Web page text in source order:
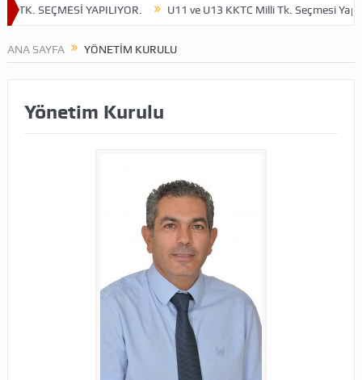
SEÇMESİ YAPILIYOR. U11 ve U13 KKTC Milli Tk. Seçmesi
ANA SAYFA YÖNETIM KURULU
Yönetim Kurulu